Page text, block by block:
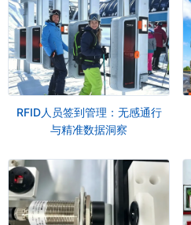
RFID人员签到管理：无感通行
与精准数据洞察